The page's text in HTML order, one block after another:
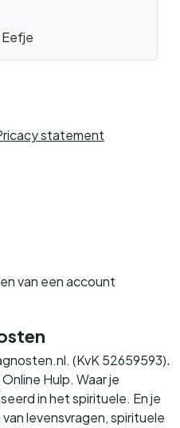
statement
van een account
(KvK 52659593).
Hulp. Waar je
in het spirituele. En je
levensvragen, spirituele